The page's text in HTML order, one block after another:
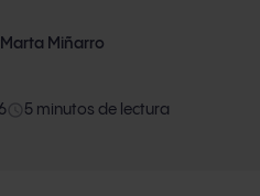
Marta Miñarro
5 minutos de lectura